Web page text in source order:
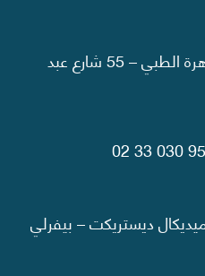
المهندسين – برج القاهرة الطبي – 55 شارع عبد
02 33 030